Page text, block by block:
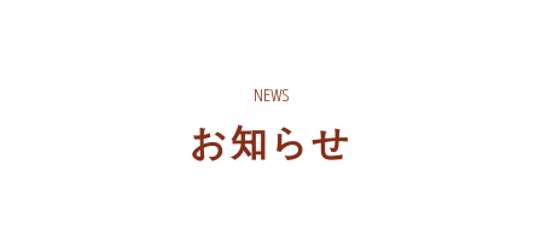
NEWS
お知らせ